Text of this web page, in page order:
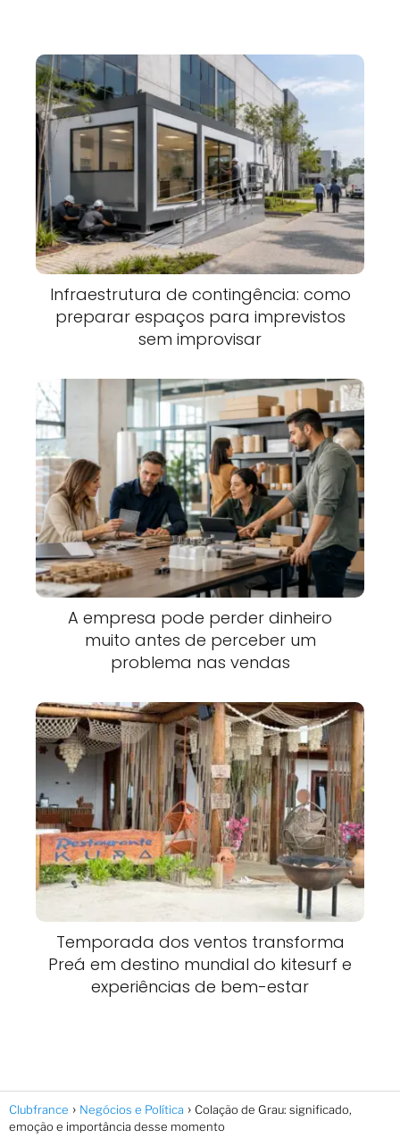
Infraestrutura de contingência: como
preparar espaços para imprevistos
sem improvisar
A empresa pode perder dinheiro
muito antes de perceber um
problema nas vendas
Temporada dos ventos transforma
Preá em destino mundial do kitesurf e
experiências de bem-estar
Clubfrance Negócios e Política
Colação de Grau: significado,
emoção e importância desse momento